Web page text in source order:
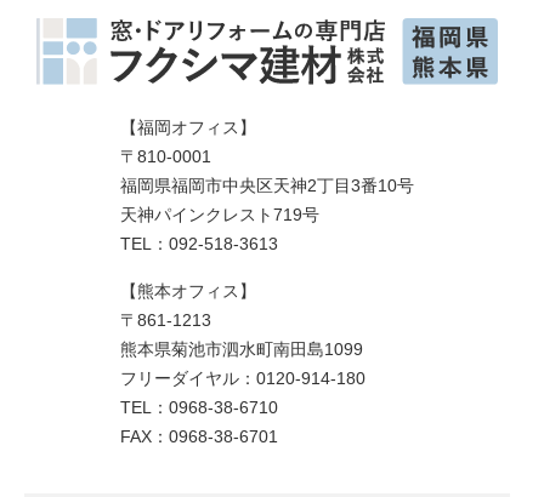
【福岡オフィス】
〒810-0001
福岡県福岡市中央区天神2丁目3番10号
天神パインクレスト719号
TEL：092-518-3613
【熊本オフィス】
〒861-1213
熊本県菊池市泗水町南田島1099
フリーダイヤル：0120-914-180
TEL：0968-38-6710
FAX：0968-38-6701